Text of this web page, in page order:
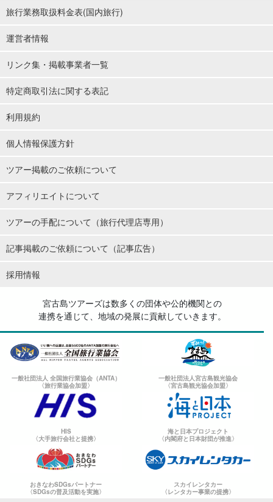
旅行業務取扱料金表(国内旅行)
運営者情報
リンク集・掲載事業者一覧
特定商取引法に関する表記
利用規約
個人情報保護方針
ツアー掲載のご依頼について
アフィリエイトについて
ツアーの手配について（旅行代理店専用）
記事掲載のご依頼について（記事広告）
採用情報
宮古島ツアーズは数多くの団体や公的機関との
連携を通じて、地域の発展に貢献していきます。
一般社団法人 全国旅行業協会（ANTA）
〈旅行業協会加盟〉
一般社団法人宮古島観光協会
〈宮古島観光協会加盟〉
HIS
〈大手旅行会社と提携〉
海と日本プロジェクト
〈内閣府と日本財団が推進〉
おきなわSDGsパートナー
〈SDGsの普及活動を実施〉
スカイレンタカー
〈レンタカー事業の提携〉